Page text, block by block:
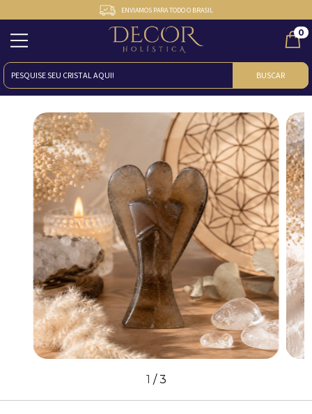
ENVIAMOS PARA TODO O BRASIL
BUSCAR
0
1 /3